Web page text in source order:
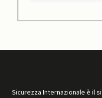
Sicurezza Internazionale è il